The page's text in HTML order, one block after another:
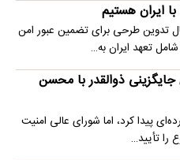
ایران هستیم
طرحی برای تضمین عبور امن
تعهد ایران به…
ذوالقدر با محسن
پیدا کرد، اما شورای عالی امنیت
را تأیید…